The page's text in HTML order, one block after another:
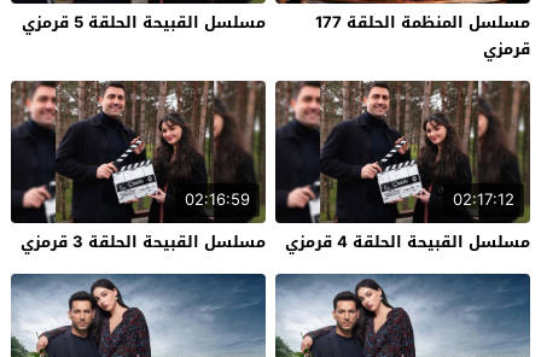
مسلسل المنظمة الحلقة 177
قرمزي
مسلسل القبيحة الحلقة 5 قرمزي
02:17:12
مسلسل القبيحة الحلقة 4 قرمزي
02:16:59
مسلسل القبيحة الحلقة 3 قرمزي